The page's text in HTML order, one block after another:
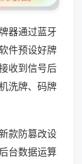
器通过蓝牙
件预设好牌
收到信号后
洗牌、码牌
款防篡改设
台数据运算